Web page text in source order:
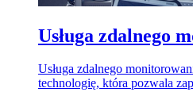
Usługa zdalnego
Usługa zdalnego
technologię, która pozwala